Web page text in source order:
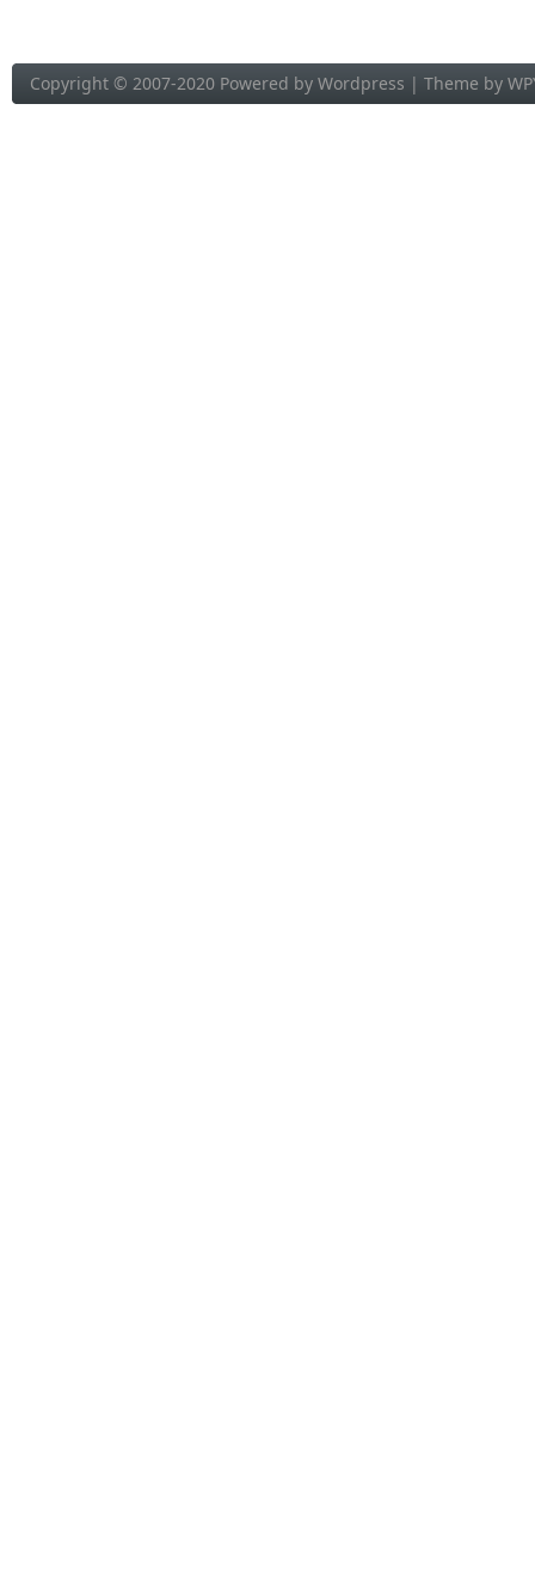
Copyright © 2007-2020 Powered by Wordpress | Theme by